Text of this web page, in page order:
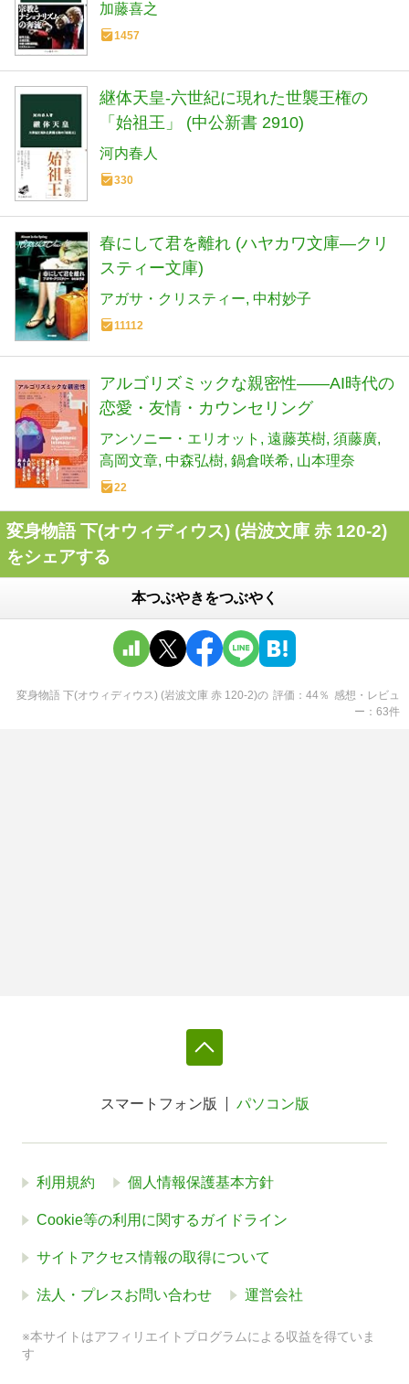
加藤喜之
1457
継体天皇-六世紀に現れた世襲王権の
「始祖王」 (中公新書 2910)
河内春人
330
春にして君を離れ (ハヤカワ文庫―クリ
スティー文庫)
アガサ・クリスティー 中村妙子
11112
アルゴリズミックな親密性――AI時代の
恋愛・友情・カウンセリング
アンソニー・エリオット 遠藤英樹 須藤廣
高岡文章 中森弘樹 鍋倉咲希 山本理奈
22
変身物語 下(オウィディウス) (岩波文庫 赤 120-2)
をシェアする
本つぶやきをつぶやく
変身物語 下(オウィディウス) (岩波文庫 赤 120-2)の 評価 44％ 感想・レビュ
ー
63件
スマートフォン版 パソコン版
利用規約 個人情報保護基本方針
Cookie等の利用に関するガイドライン
サイトアクセス情報の取得について
法人・プレスお問い合わせ 運営会社
※本サイトはアフィリエイトプログラムによる収益を得ていま
す